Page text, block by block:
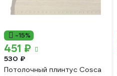
-15%
451 ₽
530 ₽
Потолочный плинтус Cosca